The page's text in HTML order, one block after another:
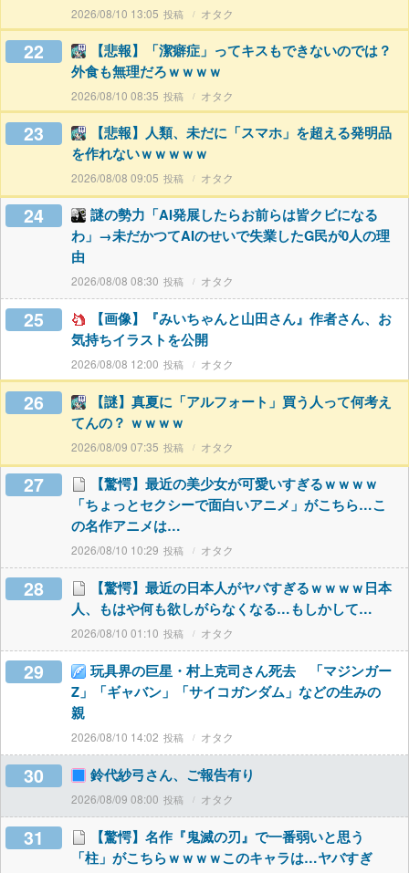
2026/08/10 13:05 オタク
22
【悲報】「潔癖症」ってキスもできないのでは？
外食も無理だろｗｗｗｗ
2026/08/10 08:35 オタク
23
【悲報】人類、未だに「スマホ」を超える発明品
を作れないｗｗｗｗｗ
2026/08/08 09:05 オタク
24
謎の勢力「AI発展したらお前らは皆クビになる
わ」→未だかつてAIのせいで失業したG民が0人の理
由
2026/08/08 08:30 オタク
25
【画像】『みいちゃんと山田さん』作者さん、お
気持ちイラストを公開
2026/08/08 12:00 オタク
26
【謎】真夏に「アルフォート」買う人って何考え
てんの？ ｗｗｗｗ
2026/08/09 07:35 オタク
27
【驚愕】最近の美少女が可愛いすぎるｗｗｗｗ
「ちょっとセクシーで面白いアニメ」がこちら…こ
の名作アニメは…
2026/08/10 10:29 オタク
28
【驚愕】最近の日本人がヤバすぎるｗｗｗｗ日本
人、もはや何も欲しがらなくなる…もしかして…
2026/08/10 01:10 オタク
29
玩具界の巨星・村上克司さん死去 「マジンガー
Z」「ギャバン」「サイコガンダム」などの生みの
親
2026/08/10 14:02 オタク
30 鈴代紗弓さん、ご報告有り
2026/08/09 08:00 オタク
31
【驚愕】名作『鬼滅の刃』で一番弱いと思う
「柱」がこちらｗｗｗｗこのキャラは…ヤバすぎ